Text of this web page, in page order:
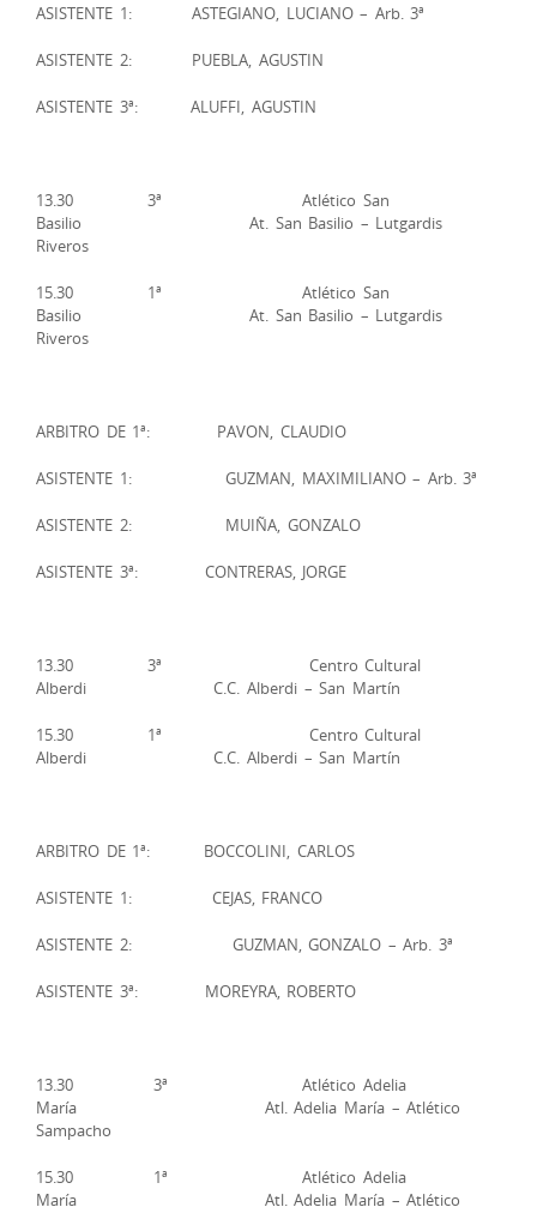
ASISTENTE 1: ASTEGIANO, LUCIANO – Arb. 3ª
ASISTENTE 2: PUEBLA, AGUSTIN
ASISTENTE 3ª: ALUFFI, AGUSTIN
13.30 3ª Atlético San
Basilio At. San Basilio – Lutgardis
Riveros
15.30 1ª Atlético San
Basilio At. San Basilio – Lutgardis
Riveros
ARBITRO DE 1ª: PAVON, CLAUDIO
ASISTENTE 1: GUZMAN, MAXIMILIANO – Arb. 3ª
ASISTENTE 2: MUIÑA, GONZALO
ASISTENTE 3ª: CONTRERAS, JORGE
13.30 3ª Centro Cultural
Alberdi C.C. Alberdi – San Martín
15.30 1ª Centro Cultural
Alberdi C.C. Alberdi – San Martín
ARBITRO DE 1ª: BOCCOLINI, CARLOS
ASISTENTE 1: CEJAS, FRANCO
ASISTENTE 2: GUZMAN, GONZALO – Arb. 3ª
ASISTENTE 3ª: MOREYRA, ROBERTO
13.30 3ª Atlético Adelia
María Atl. Adelia María – Atlético
Sampacho
15.30 1ª Atlético Adelia
María Atl. Adelia María – Atlético